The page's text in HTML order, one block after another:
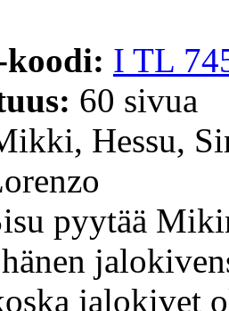
I TL
60 sivua
Hessu,
pyytää
hänen
jalokivet